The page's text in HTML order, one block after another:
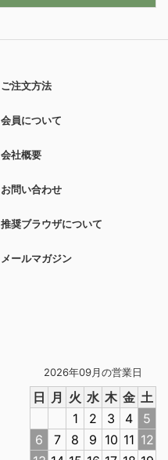
2026年09月の営業日
日 月 火 水 木 金 土
1
2 3 4
5
6
7 8 9 10 11 12
ご注文方法
会員について
会社概要
お問い合わせ
推奨ブラウザについて
メールマガジン